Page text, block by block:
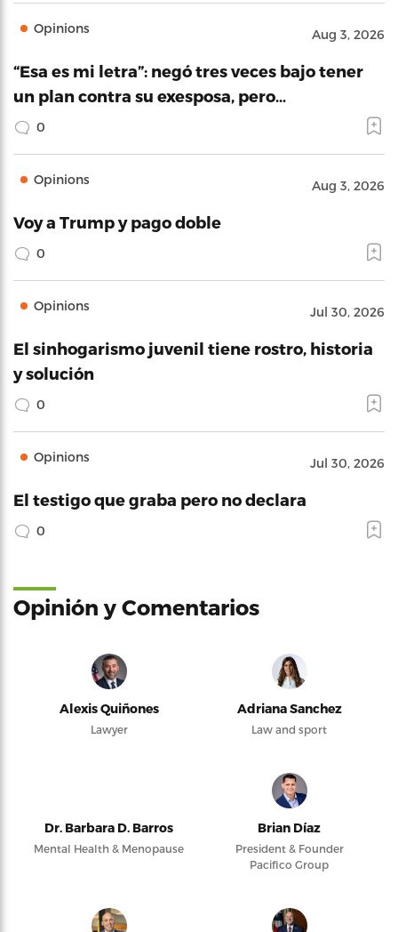
Opinions Aug 3, 2026
“Esa es mi letra”: negó tres veces bajo tener
un plan contra su exesposa, pero…
0
Opinions Aug 3, 2026
Voy a Trump y pago doble
0
Opinions Jul 30, 2026
El sinhogarismo juvenil tiene rostro, historia
y solución
0
Opinions Jul 30, 2026
El testigo que graba pero no declara
0
Opinión y Comentarios
Alexis Quiñones
Lawyer
Adriana Sanchez
Law and sport
Dr. Barbara D. Barros
Mental Health & Menopause
Brian Díaz
President & Founder
Pacifico Group